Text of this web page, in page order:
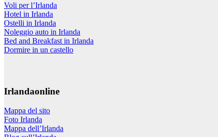
Voli per l’Irlanda
Hotel in Irlanda
Ostelli in Irlanda
Noleggio auto in Irlanda
Bed and Breakfast in Irlanda
Dormire in un castello
Irlandaonline
Mappa del sito
Foto Irlanda
Mappa dell’Irlanda